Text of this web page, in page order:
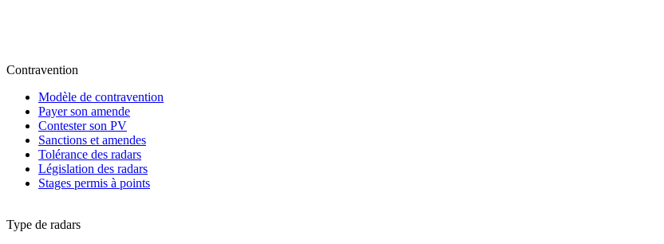
Contravention
Modèle de contravention
Payer son amende
Contester son PV
Sanctions et amendes
Tolérance des radars
Législation des radars
Stages permis à points
Type de radars